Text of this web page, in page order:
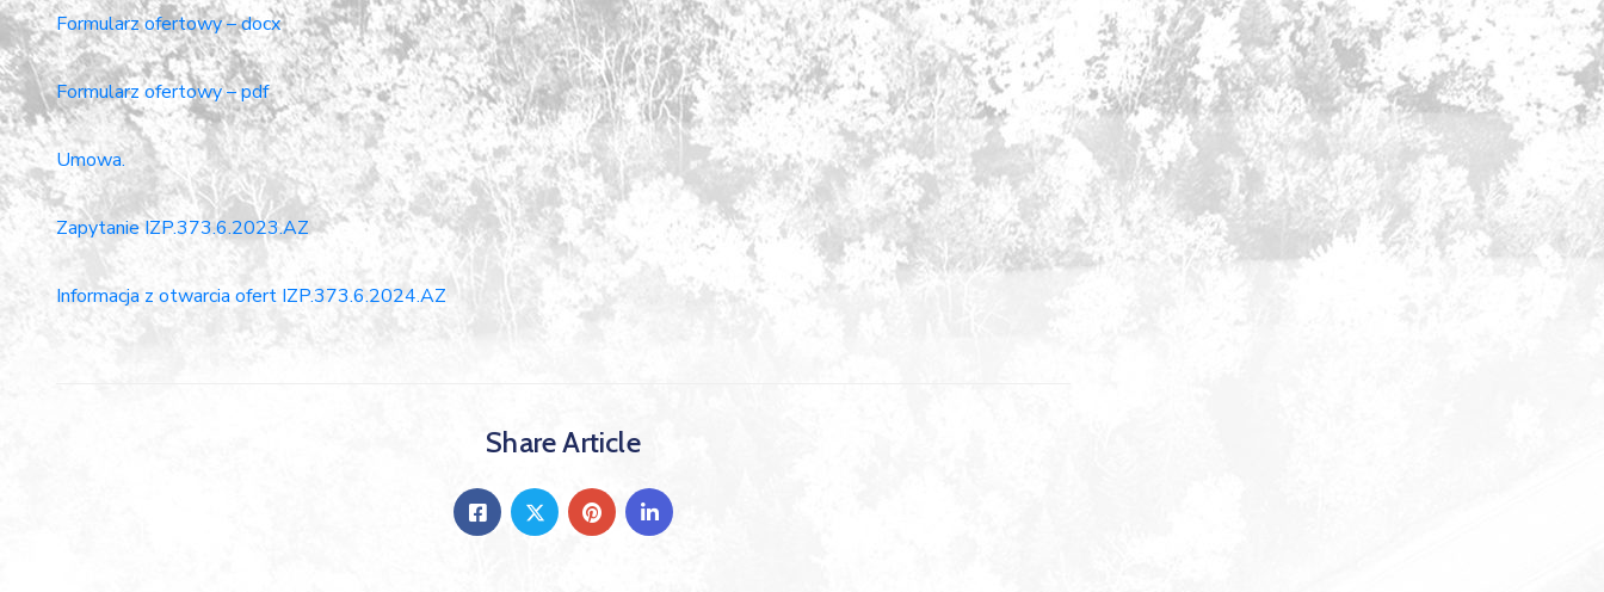
Formularz ofertowy – docx
Formularz ofertowy – pdf
Umowa.
Zapytanie IZP.373.6.2023.AZ
Informacja z otwarcia ofert IZP.373.6.2024.AZ
Share Article